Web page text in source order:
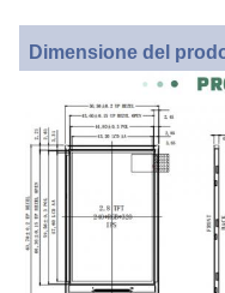
Dimensione del